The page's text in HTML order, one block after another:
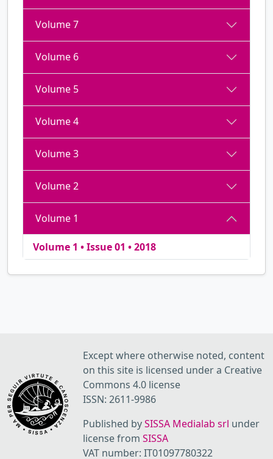
Volume 7
Volume 6
Volume 5
Volume 4
Volume 3
Volume 2
Volume 1
Volume 1 • Issue 01 • 2018
Except where otherwise noted, content
on this site is licensed under a Creative
Commons 4.0 license
ISSN: 2611-9986
Published bySISSA Medialab srl under
license from SISSA
VAT number: IT01097780322